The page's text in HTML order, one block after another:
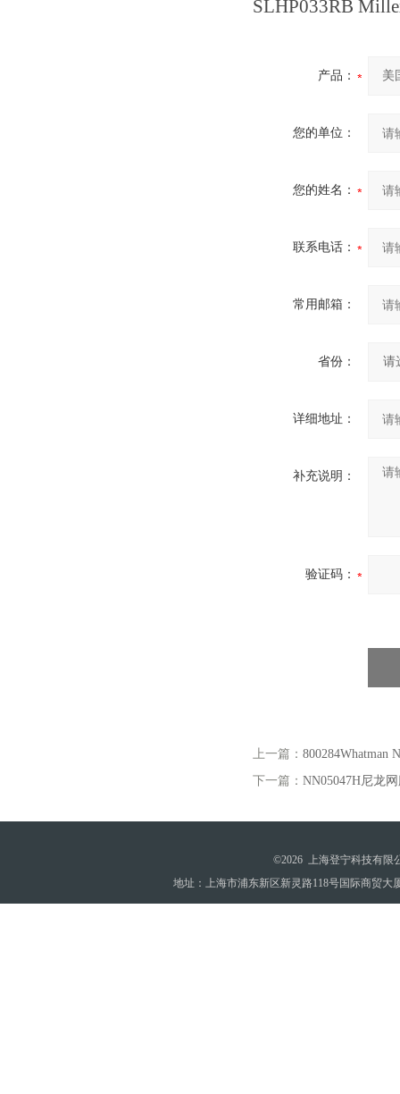
SLHP033RB
产品：
您的单位：
您的姓名：
联系电话：
常用邮箱：
省份：
详细地址：
补充说明：
验证码：
上一篇： 800284Whatman
下一篇： NN05047H尼龙
©2026 上海登宁科技有限
地址：上海市浦东新区新灵路118号国际商贸大